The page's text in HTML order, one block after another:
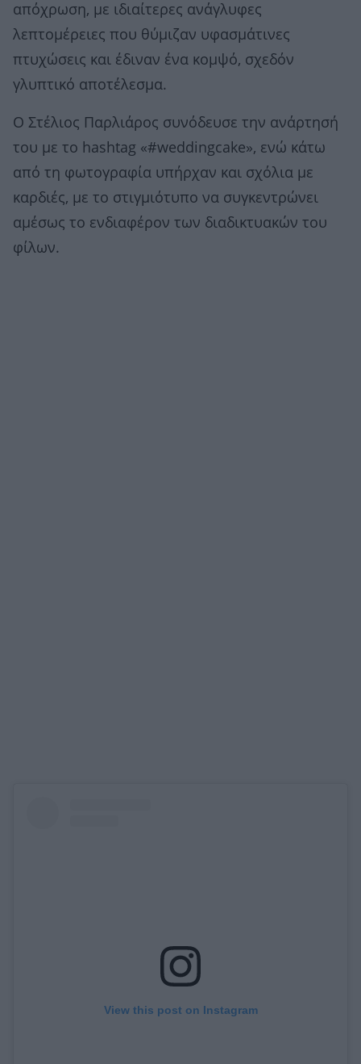
απόχρωση, με ιδιαίτερες ανάγλυφες
λεπτομέρειες που θύμιζαν υφασμάτινες
πτυχώσεις και έδιναν ένα κομψό, σχεδόν
γλυπτικό αποτέλεσμα.
Ο Στέλιος Παρλιάρος συνόδευσε την ανάρτησή
του με το hashtag «#weddingcake», ενώ κάτω
από τη φωτογραφία υπήρχαν και σχόλια με
καρδιές, με το στιγμιότυπο να συγκεντρώνει
αμέσως το ενδιαφέρον των διαδικτυακών του
φίλων.
View this post on Instagram